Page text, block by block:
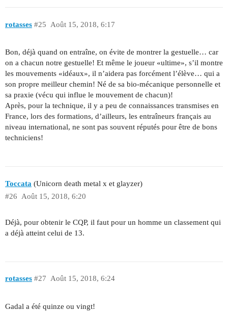
rotasses Août 15, 2018, 6:17
#25
Bon, déjà quand on entraîne, on évite de montrer la gestuelle… car
on a chacun notre gestuelle! Et même le joueur «ultime», s’il montre
les mouvements «idéaux», il n’aidera pas forcément l’élève… qui a
son propre meilleur chemin! Né de sa bio-mécanique personnelle et
sa praxie (vécu qui influe le mouvement de chacun)!
Après, pour la technique, il y a peu de connaissances transmises en
France, lors des formations, d’ailleurs, les entraîneurs français au
niveau international, ne sont pas souvent réputés pour être de bons
techniciens!
Toccata (Unicorn death metal x et glayzer)
Août 15, 2018, 6:20
#26
Déjà, pour obtenir le CQP, il faut pour un homme un classement qui
a déjà atteint celui de 13.
rotasses Août 15, 2018, 6:24
#27
Gadal a été quinze ou vingt!